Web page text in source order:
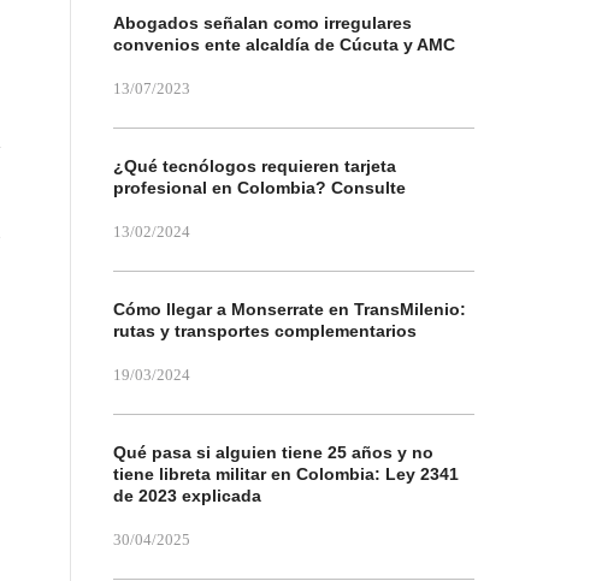
Abogados señalan como irregulares
convenios ente alcaldía de Cúcuta y AMC
13/07/2023
¿Qué tecnólogos requieren tarjeta
profesional en Colombia? Consulte
13/02/2024
Cómo llegar a Monserrate en TransMilenio:
rutas y transportes complementarios
19/03/2024
Qué pasa si alguien tiene 25 años y no
tiene libreta militar en Colombia: Ley 2341
de 2023 explicada
30/04/2025